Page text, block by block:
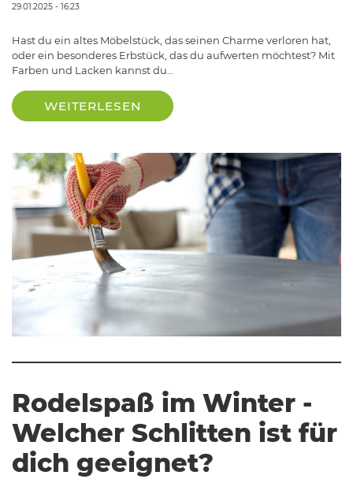
29.01.2025 - 16:23
Hast du ein altes Möbelstück, das seinen Charme verloren hat,
oder ein besonderes Erbstück, das du aufwerten möchtest? Mit
Farben und Lacken kannst du…
WEITERLESEN
Rodelspaß im Winter -
Welcher Schlitten ist für
dich geeignet?